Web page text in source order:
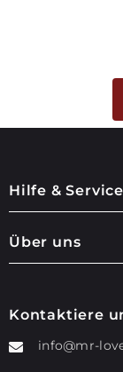
Hilfe & Service
Über uns
Kontaktiere
info@mr-